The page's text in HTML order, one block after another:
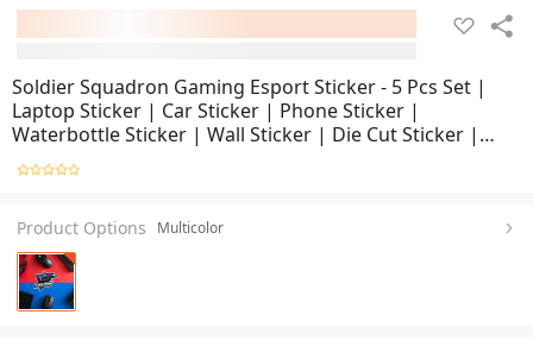
Soldier Squadron Gaming Esport Sticker - 5 Pcs Set |
Laptop Sticker | Car Sticker | Phone Sticker |
Waterbottle Sticker | Wall Sticker | Die Cut Sticker |
Waterproof Sticker
Product Options Multicolor